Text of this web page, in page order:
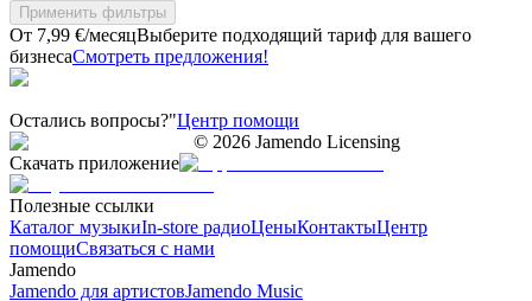
Применить фильтры
От 7,99 €/месяцВыберите подходящий тариф для вашего
бизнесаСмотреть предложения!
Остались вопросы?"Центр помощи
© 2026 Jamendo Licensing
Скачать приложение
Полезные ссылки
Каталог музыкиIn-store радиоЦеныКонтактыЦентр
помощиСвязаться с нами
Jamendo
Jamendo для артистовJamendo Music